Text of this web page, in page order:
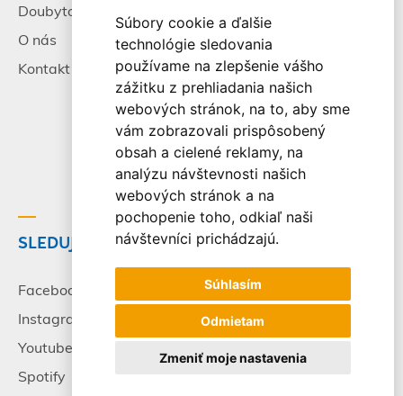
Súbory cookie a ďalšie
technológie sledovania
používame na zlepšenie vášho
zážitku z prehliadania našich
webových stránok, na to, aby sme
vám zobrazovali prispôsobený
obsah a cielené reklamy, na
analýzu návštevnosti našich
webových stránok a na
pochopenie toho, odkiaľ naši
návštevníci prichádzajú.
Súhlasím
Odmietam
Zmeniť moje nastavenia
Doubytovanie
O nás
Kontakt
Všeobecné zmluvné
podmienky
Alternatívne riešenie
sporov
Spracovanie osobných
údajov
SLEDUJTE NÁS
Facebook
Instagram
Youtube
Spotify
Travel, s.r.o. Všetky práva
vyhradené.